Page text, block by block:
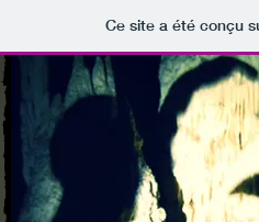
Ce site a été conçu